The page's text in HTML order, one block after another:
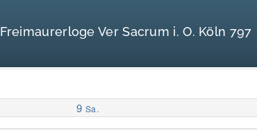
Freimaurerloge Ver Sacrum i. O. Köln 797
9 Sa.